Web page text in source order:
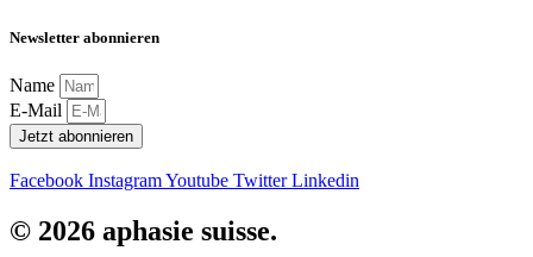
Newsletter abonnieren
Name
E-Mail
Jetzt abonnieren
Facebook InstagramYoutube Twitter Linkedin
© 2026 aphasie suisse.